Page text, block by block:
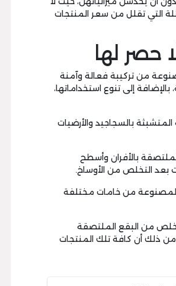
التي تقلل من سعر المنتجات
حصر لها
من تركيبة فعالة وآمنة
إلى تنوع استخداماتها،
بالسجاجيد والأرضيات
بالأفران وأسطح
بعد التخلص من الأوساخ.
المصنوعة من خامات مختلفة
من البقع الملتصقة
من ذلك أن كافة تلك المنتجات